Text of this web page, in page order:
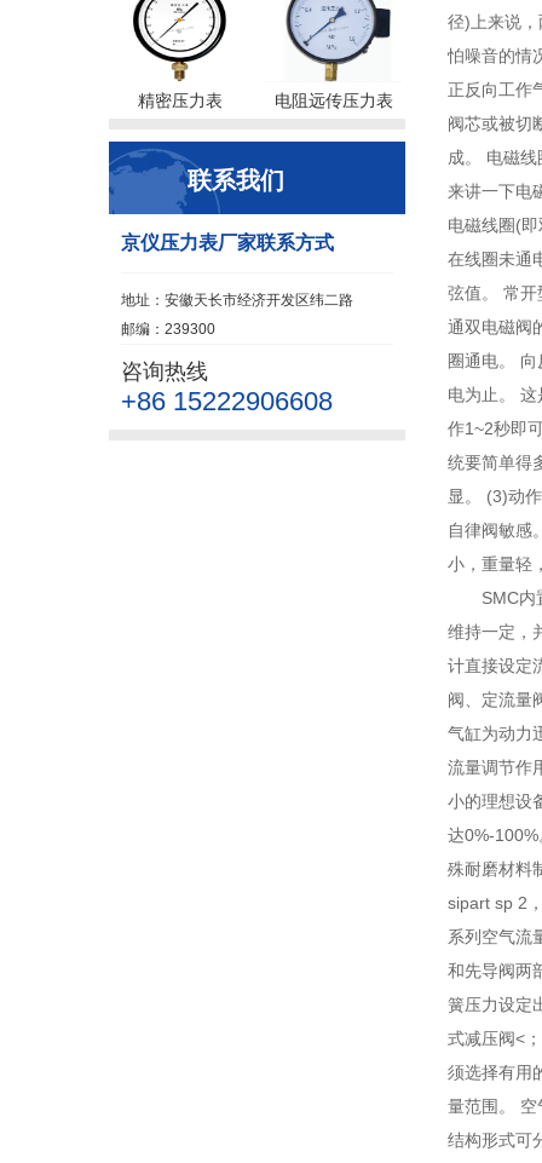
精密压力表 电阻远传压力表
联系我们
京仪压力表厂家联系方式
地址：安徽天长市经济开发区纬二路
邮编：239300
咨询热线
+86 15222906608
径)上来说
怕噪音的情
正反向工作
阀芯或被切
成。 电磁
来讲一下电
电磁线圈(
在线圈未通
弦值。 常
通双电磁阀
圈通电。
电为止。
作1~2秒即
统要简单得
显。 (3)动
自律阀敏感
小，重量轻
SMC内
维持一定，
计直接设定
阀、定流量
气缸为动力
流量调节作
小的理想设
达0%-
殊耐磨材料
sipart sp 2
系列空气流
和先导阀两
簧压力设定
式减压阀<
须选择有用
量范围。 空
结构形式可